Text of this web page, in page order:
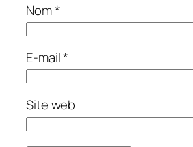
Nom*
E-mail*
Site web